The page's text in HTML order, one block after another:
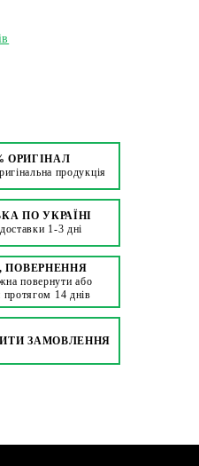
ОРИГІНАЛ
продукція
ПО УКРАЇНІ
1-3 дні
ПОВЕРНЕННЯ
повернути або
протягом 14 днів
ЗАМОВЛЕННЯ